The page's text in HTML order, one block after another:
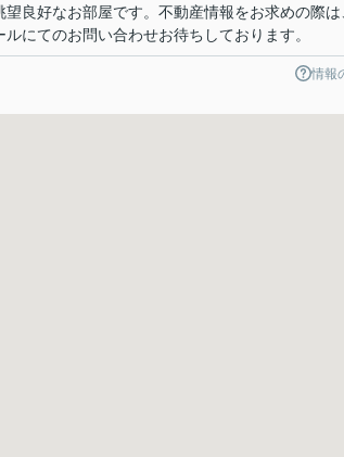
良好なお部屋です。不動産情報をお求めの際は
にてのお問い合わせお待ちしております。
情報